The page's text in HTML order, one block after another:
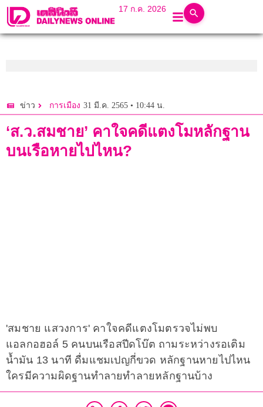
17 ก.ค. 2026
ข่าว การเมือง 31 มี.ค. 2565 • 10:44 น.
‘ส.ว.สมชาย’ คาใจคดีแตงโมหลักฐาน
บนเรือหายไปไหน?
'สมชาย แสวงการ' คาใจคดีแตงโมตรวจไม่พบ
แอลกอฮอล์ 5 คนบนเรือสปีดโบ๊ต ถามระหว่างรอเติม
น้ำมัน 13 นาที ดื่มแชมเปญกี่ขวด หลักฐานหายไปไหน
ใครมีความผิดฐานทำลายทำลายหลักฐานบ้าง